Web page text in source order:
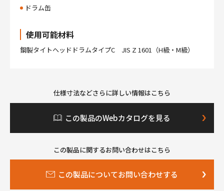
ドラム缶
使用可能材料
鋼製タイトヘッドドラムタイプC JIS Z 1601（H級・M級）
仕様寸法などさらに詳しい情報はこちら
この製品のWebカタログを見る
この製品に関するお問い合わせはこちら
この製品についてお問い合わせする